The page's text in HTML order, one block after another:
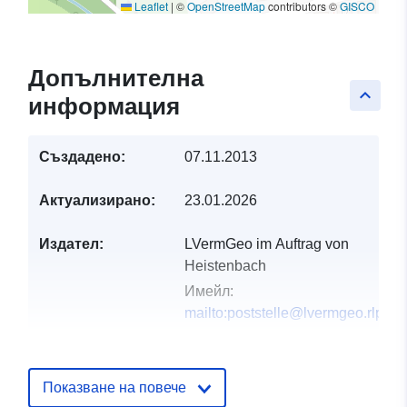
Leaflet | ©OpenStreetMapcontributors ©GISCO
keyboard_arrow_up
Допълнителна
информация
Създадено: 07.11.2013
Актуализирано: 23.01.2026
Издател:
LVermGeo im Auftrag von
Heistenbach
Имейл:
mailto:poststelle@lvermgeo.rlp.de
запис:
February 2026
Показване на повече